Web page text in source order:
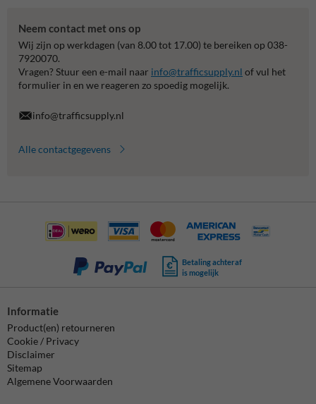
Neem contact met ons op
Wij zijn op werkdagen (van 8.00 tot 17.00) te bereiken op 038-
7920070.
Vragen? Stuur een e-mail naar info@trafficsupply.nl of vul het
formulier in en we reageren zo spoedig mogelijk.
info@trafficsupply.nl
Alle contactgegevens
Betaling achteraf
is mogelijk
Informatie
Product(en) retourneren
Cookie / Privacy
Disclaimer
Sitemap
Algemene Voorwaarden